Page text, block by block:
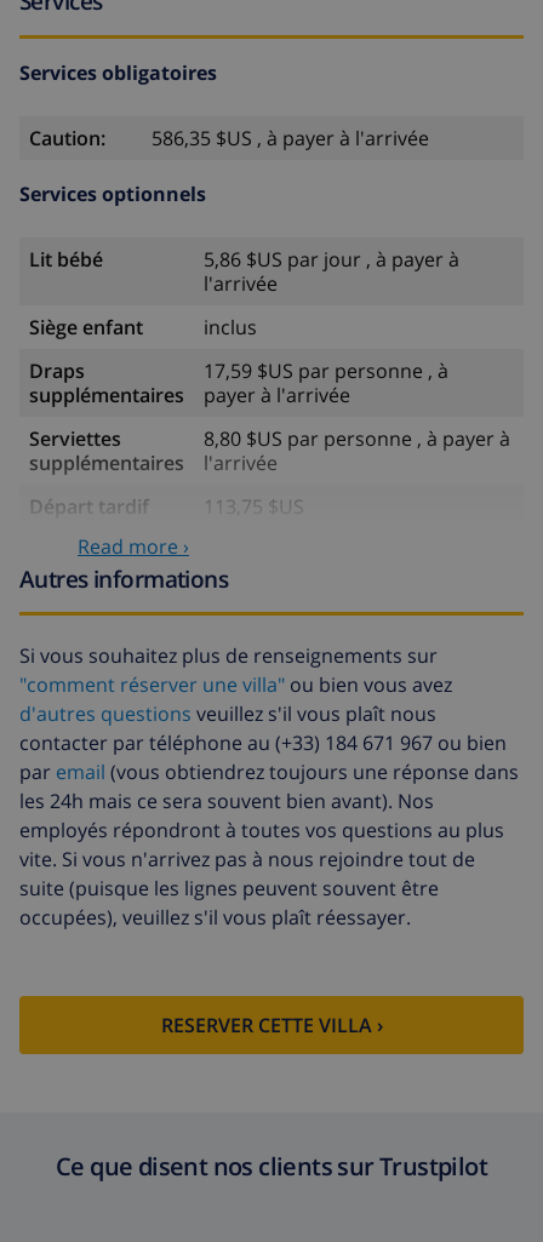
Services obligatoires
Caution: 586,35 $US , à payer à l'arrivée
Services optionnels
Lit bébé
5,86 $US par jour , à payer à
l'arrivée
Siège enfant
inclus
Draps
supplémentaires
17,59 $US par personne , à
payer à l'arrivée
Serviettes
supplémentaires
8,80 $US par personne , à payer à
l'arrivée
Départ tardif
113,75 $US
Nettoyage
supplémentaire
énergétique (52,77 $US/HOUR)
Fonds
d'annulation:
4.80% du montant total
Read more ›
Autres informations
Si vous souhaitez plus de renseignements sur
"comment réserver une villa" ou bien vous avez
d'autres questions veuillez s'il vous plaît nous
contacter par téléphone au (+33) 184 671 967 ou bien
par email (vous obtiendrez toujours une réponse dans
les 24h mais ce sera souvent bien avant). Nos
employés répondront à toutes vos questions au plus
vite. Si vous n'arrivez pas à nous rejoindre tout de
suite (puisque les lignes peuvent souvent être
occupées), veuillez s'il vous plaît réessayer.
RESERVER CETTE VILLA ›
Ce que disent nos clients sur Trustpilot